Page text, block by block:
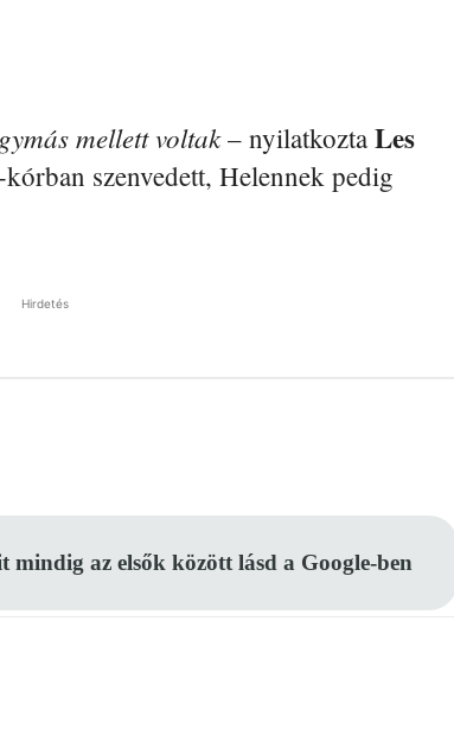
mellett voltak– nyilatkozta Les
szenvedett, Helennek pedig
Hirdetés
mindig az elsők között lásd a Google-ben